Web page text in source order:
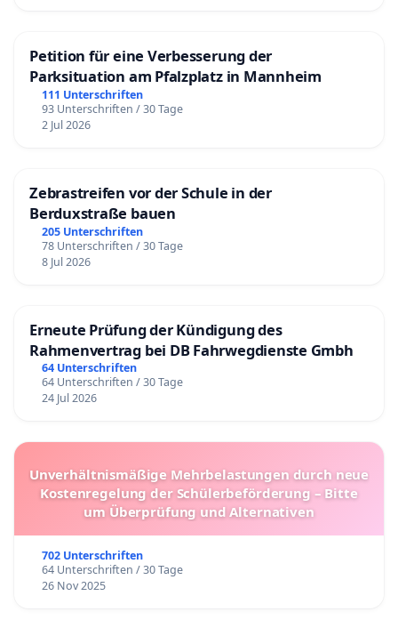
Petition für eine Verbesserung der
Parksituation am Pfalzplatz in Mannheim
111 Unterschriften
93 Unterschriften / 30 Tage
2 Jul 2026
Zebrastreifen vor der Schule in der
Berduxstraße bauen
205 Unterschriften
78 Unterschriften / 30 Tage
8 Jul 2026
Erneute Prüfung der Kündigung des
Rahmenvertrag bei DB Fahrwegdienste Gmbh
64 Unterschriften
64 Unterschriften / 30 Tage
24 Jul 2026
Unverhältnismäßige Mehrbelastungen durch neue
Kostenregelung der Schülerbeförderung – Bitte
um Überprüfung und Alternativen
702 Unterschriften
64 Unterschriften / 30 Tage
26 Nov 2025